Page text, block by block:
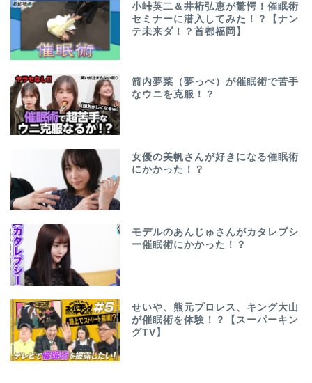
小峠英二＆井桁弘恵が驚愕！催眠術
セミナーに潜入してみた！？【ナン
テ未来ダ！？首都福岡】
箭内夢菜（夢っぺ）が催眠術で苦手
なウニを克服！？
女優の美帆さんが好きになる催眠術
にかかった！？
モデルのあんじゅさんがカタレプシ
ー催眠術にかかった！？
せいや、熊元プロレス、キング大山
が催眠術を体験！？【スーパーキン
グTV】